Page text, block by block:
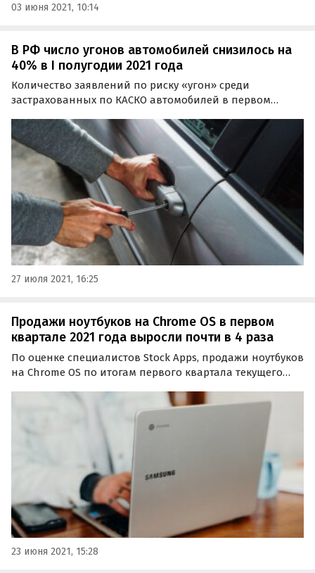
03 июня 2021, 10:14
В РФ число угонов автомобилей снизилось на
40% в I полугодии 2021 года
Количество заявлений по риску «угон» среди
застрахованных по КАСКО автомобилей в первом
прошлым годом почти на 40%.
27 июля 2021, 16:25
Продажи ноутбуков на Chrome OS в первом
квартале 2021 года выросли почти в 4 раза
По оценке специалистов Stock Apps, продажи ноутбуков
на Chrome OS по итогам первого квартала текущего
гаджеты — ноутбуки и планшеты с Chrome OS
пользуются повышенным спросом.
23 июня 2021, 15:28